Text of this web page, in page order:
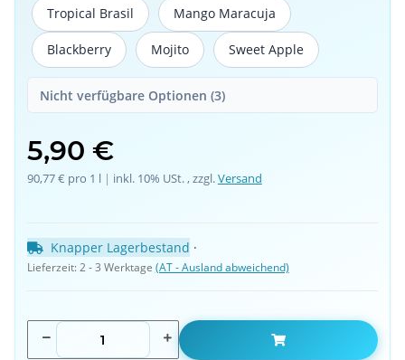
Tropical BrasilTropical BrasilMango Maracuja
Mango Maracuja
Blackberry
Blackberry Mojito
Mojito Sweet Apple
Sweet Apple
Nicht verfügbare Optionen (3)
5,90 €
90,77 € pro 1 l | inkl. 10% USt. , zzgl.Versand
Knapper Lagerbestand ·
Lieferzeit:2 - 3 Werktage (AT - Ausland abweichend)